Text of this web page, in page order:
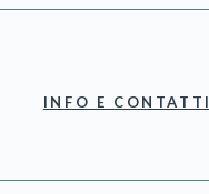
INFO E CONTATTI